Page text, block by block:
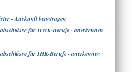
- Auskunft beantragen
für HWK-Berufe - anerkennen
für IHK-Berufe - anerkennen